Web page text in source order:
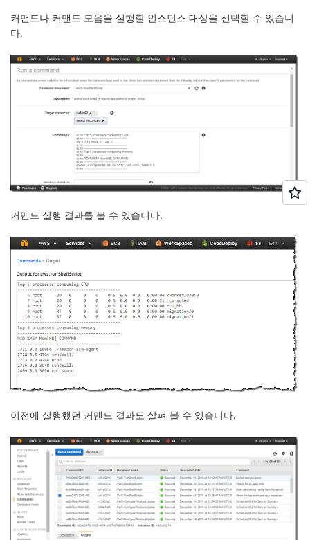
커맨드나 커맨드 모음을 실행할 인스턴스 대상을 선택할 수 있습니
다.
커맨드 실행 결과를 볼 수 있습니다.
이전에 실행했던 커맨드 결과도 살펴 볼 수 있습니다.